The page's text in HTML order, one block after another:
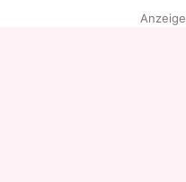
Anzeige